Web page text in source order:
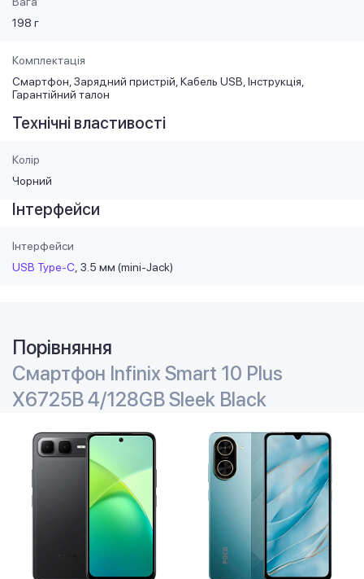
198 г
Комплектація
Смартфон, Зарядний пристрій, Кабель USB, Інструкція,
Гарантійний талон
Технічні властивості
Колір
Чорний
Інтерфейси
Інтерфейси
USB Type-C 3.5 мм (mini-Jack)
Порівняння
Смартфон Infinix Smart 10 Plus
X6725B 4/128GB Sleek Black